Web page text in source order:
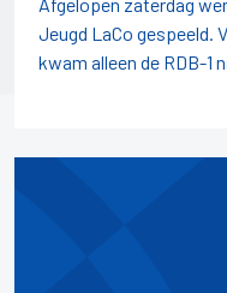
Jeugd LaCo gespeeld.
kwam alleen de RDB-1